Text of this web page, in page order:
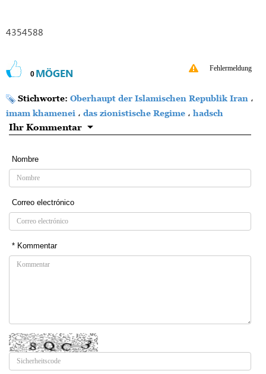
4354588
0 MÖGEN Fehlermeldung
Stichworte: Oberhaupt der Islamischen Republik Iran ،
imam khamenei ، das zionistische Regime ، hadsch
Ihr Kommentar
Nombre
Correo electrónico
* Kommentar